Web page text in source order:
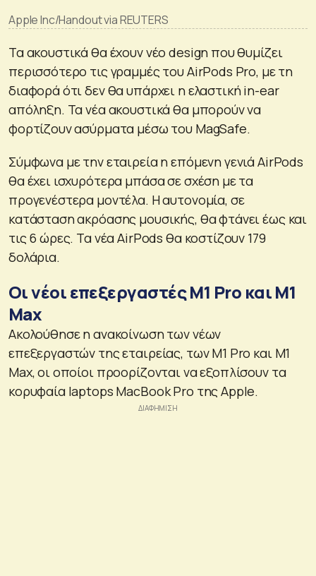
Apple Inc/Handout via REUTERS
Τα ακουστικά θα έχουν νέο design που θυμίζει
περισσότερο τις γραμμές του AirPods Pro, με τη
διαφορά ότι δεν θα υπάρχει η ελαστική in-ear
απόληξη. Τα νέα ακουστικά θα μπορούν να
φορτίζουν ασύρματα μέσω του MagSafe.
Σύμφωνα με την εταιρεία η επόμενη γενιά AirPods
θα έχει ισχυρότερα μπάσα σε σχέση με τα
προγενέστερα μοντέλα. Η αυτονομία, σε
κατάσταση ακρόασης μουσικής, θα φτάνει έως και
τις 6 ώρες. Τα νέα AirPods θα κοστίζουν 179
δολάρια.
Οι νέοι επεξεργαστές M1 Pro και M1
Max
Ακολούθησε η ανακοίνωση των νέων
επεξεργαστών της εταιρείας, των M1 Pro και M1
Max, οι οποίοι προορίζονται να εξοπλίσουν τα
κορυφαία laptops MacBook Pro της Apple.